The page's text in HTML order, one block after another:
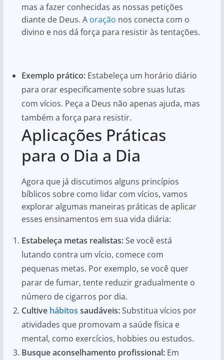
mas a fazer conhecidas as nossas petições
diante de Deus. A oração nos conecta com o
divino e nos dá força para resistir às tentações.
Exemplo prático:Estabeleça um horário diário
para orar especificamente sobre suas lutas
com vícios. Peça a Deus não apenas ajuda, mas
também a força para resistir.
Aplicações Práticas
para o Dia a Dia
Agora que já discutimos alguns princípios
bíblicos sobre como lidar com vícios, vamos
explorar algumas maneiras práticas de aplicar
esses ensinamentos em sua vida diária:
Estabeleça metas realistas:Se você está
lutando contra um vício, comece com
pequenas metas. Por exemplo, se você quer
parar de fumar, tente reduzir gradualmente o
número de cigarros por dia.
Cultive hábitos saudáveis:Substitua vícios por
atividades que promovam a saúde física e
mental, como exercícios, hobbies ou estudos.
Busque aconselhamento profissional:Em